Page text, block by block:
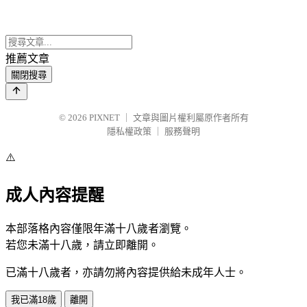
推薦文章
關閉搜尋
© 2026 PIXNET
文章與圖片權利屬原作者所有
隱私權政策
服務聲明
⚠️
成人內容提醒
本部落格內容僅限年滿十八歲者瀏覽。
若您未滿十八歲，請立即離開。
已滿十八歲者，亦請勿將內容提供給未成年人士。
我已滿18歲 離開